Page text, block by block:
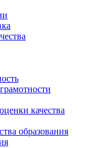
качества
образования